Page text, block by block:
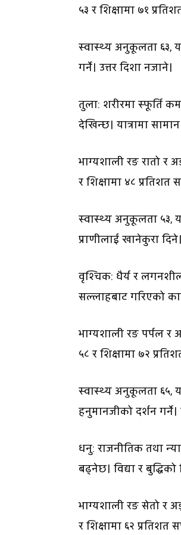
५३ र शिक्षामा ७१
स्वास्थ्य अनुकूलता ६३,
गर्ने। उत्तर दिशा नजाने।
तुला: शरीरमा स्फूर्ति
देखिन्छ। यात्रामा
भाग्यशाली रङ रातो र
र शिक्षामा ४८
स्वास्थ्य अनुकूलता ५३,
प्राणीलाई खानेकुरा
वृश्चिक: धैर्य र
सल्लाहबाट गरिएको
भाग्यशाली रङ पर्पल र
५८ र शिक्षामा ७२
स्वास्थ्य अनुकूलता ६५,
हनुमानजीको दर्शन
धनु: राजनीतिक तथा
बढ्नेछ। विद्या र
भाग्यशाली रङ सेतो र
र शिक्षामा ६२